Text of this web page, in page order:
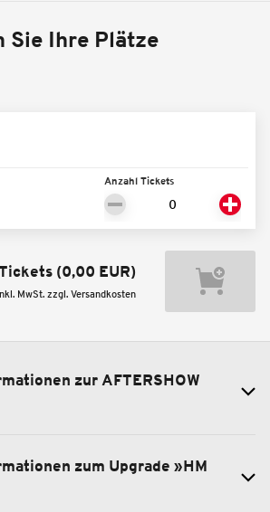
Sie Ihre Plätze
Anzahl Tickets
(0,00 EUR)
MwSt. zzgl. Versandkosten
zur AFTERSHOW
zum Upgrade »HM